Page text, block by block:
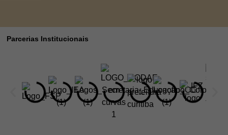
Parcerias Institucionais